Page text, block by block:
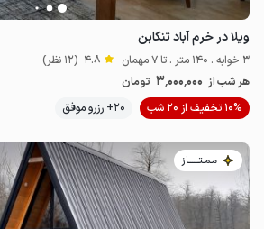
ویلا در خرم آباد تنکابن
3 خوابه . 140 متر . تا 7 مهمان 4.8 (12 نظر)
هر شب از 3٬000٬000 تومان
10% تخفیف از 20 شب
20+ رزرو موفق
مـمـتــــــاز